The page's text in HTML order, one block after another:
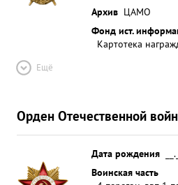
Архив ЦАМО
Фонд ист.
Картотека
Ещё
Орден Отечественной
Дата рождения
Воинская часть